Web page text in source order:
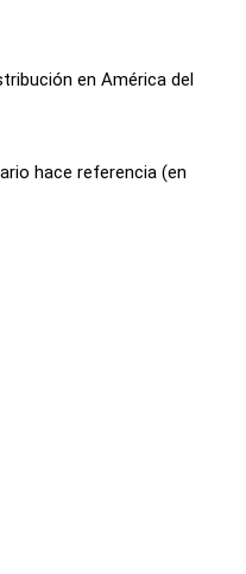
en América del
hace referencia (en